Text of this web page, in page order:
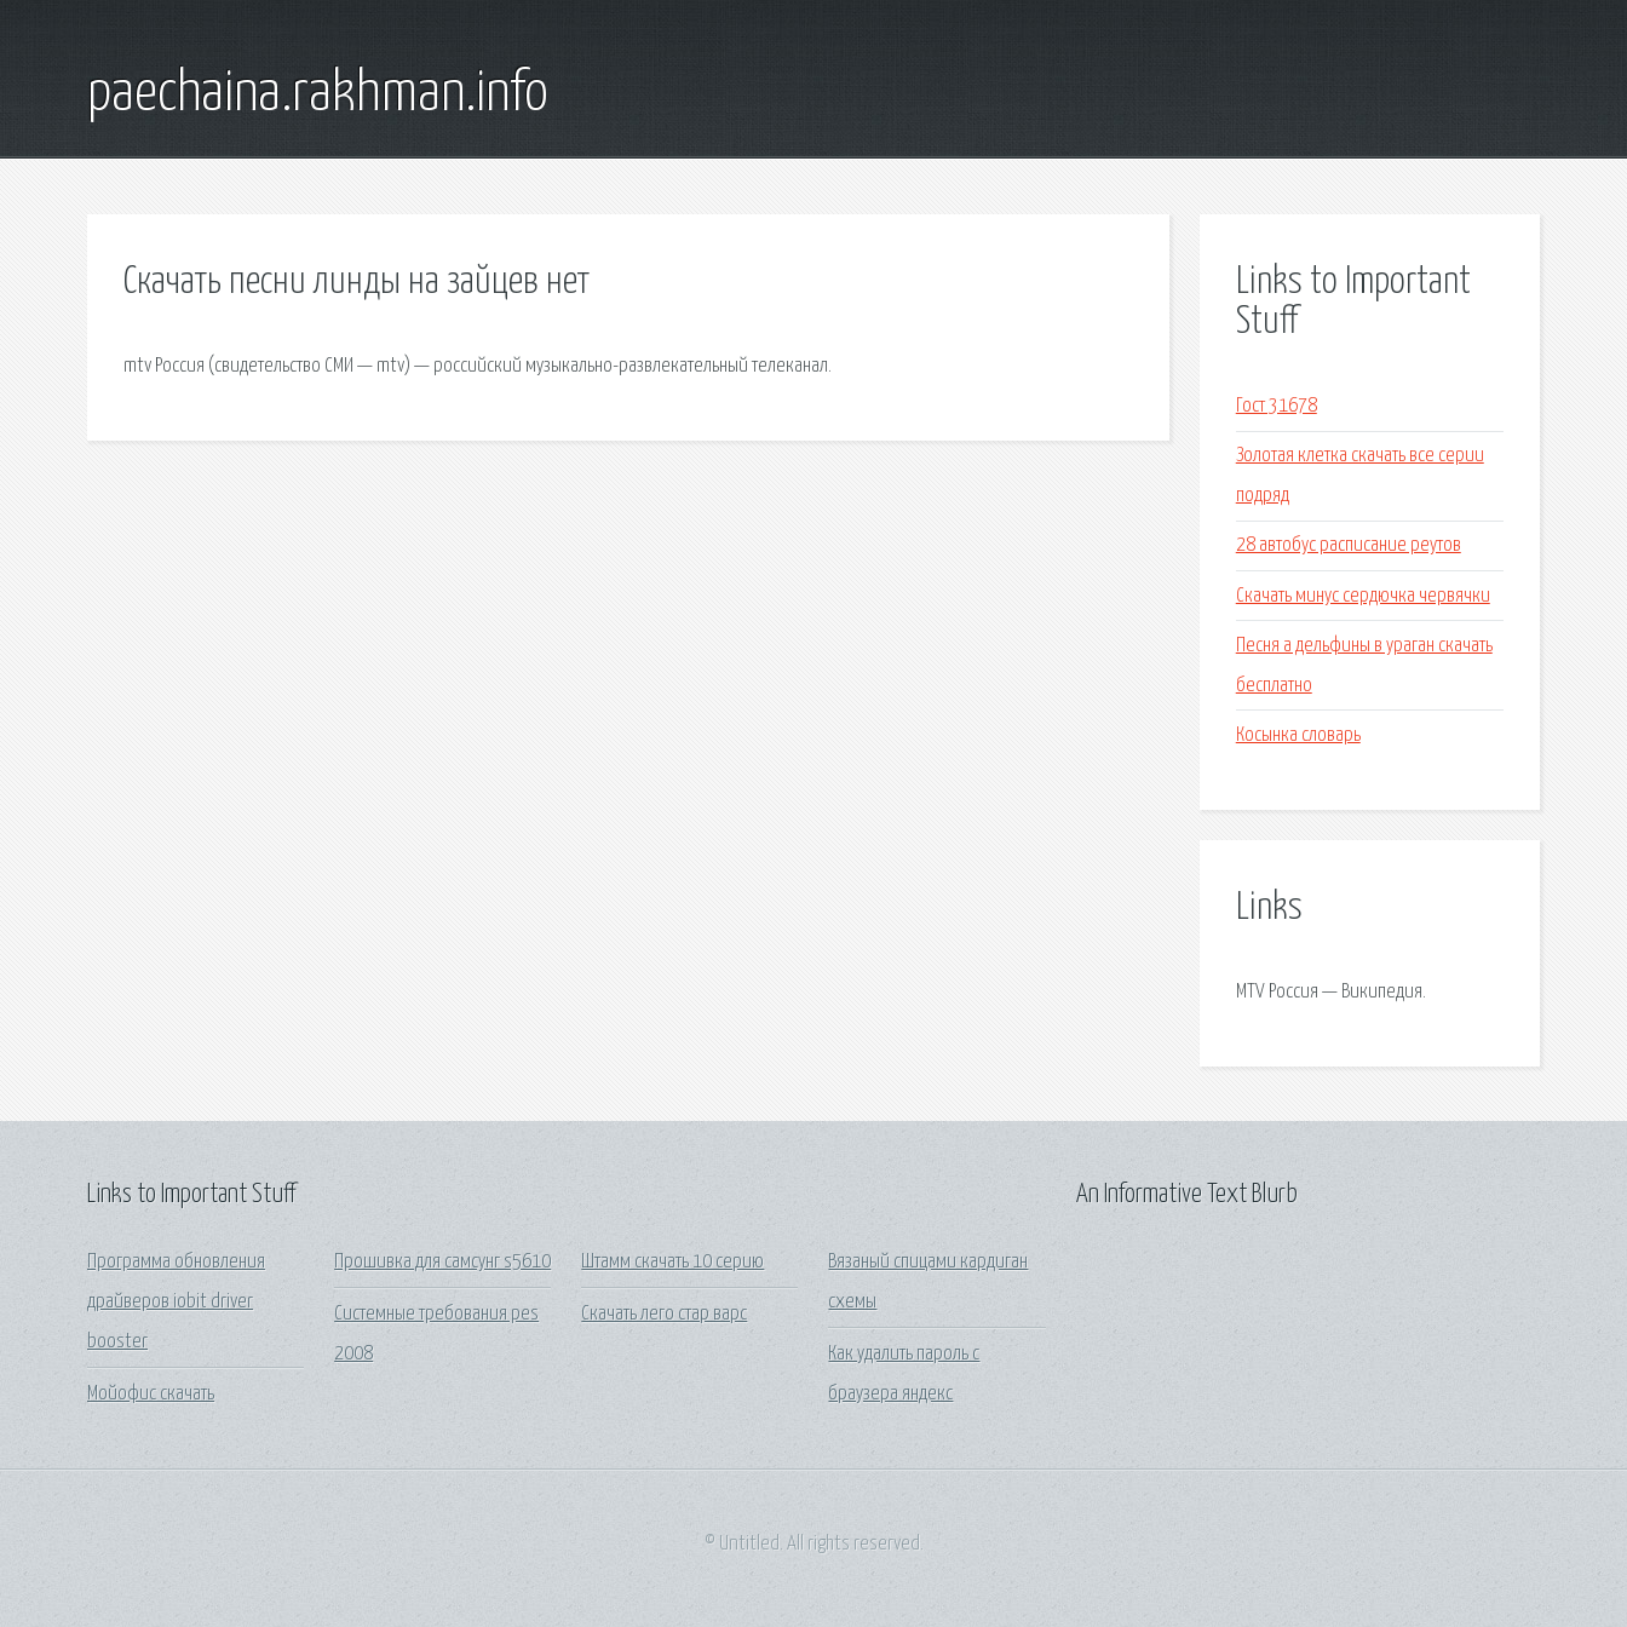
paechaina.rakhman.info
Скачать песни линды на зайцев нет
mtv Россия (свидетельство СМИ — mtv) — российский музыкально-развлекательный телеканал.
Links to Important
Stuff
Гост 31678
Золотая клетка скачать все серии
подряд
28 автобус расписание реутов
Скачать минус сердючка червячки
Песня а дельфины в ураган скачать
бесплатно
Косынка словарь
Links
MTV Россия — Википедия.
Links to Important Stuff
Программа обновления
драйверов iobit driver
booster
Мойофис скачать
Прошивка для самсунг s5610
Системные требования pes
2008
Штамм скачать 10 серию
Скачать лего стар варс
Вязаный спицами кардиган
схемы
Как удалить пароль с
браузера яндекс
An Informative Text Blurb
© Untitled. All rights reserved.